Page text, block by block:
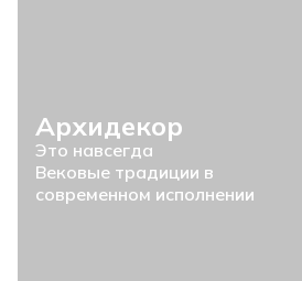
Архидекор
Это навсегда
Вековые традиции в
современном исполнении